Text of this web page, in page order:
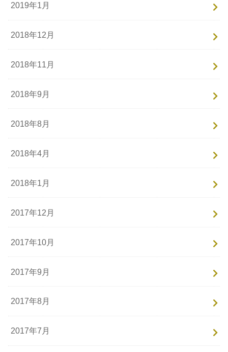
2019年1月
2018年12月
2018年11月
2018年9月
2018年8月
2018年4月
2018年1月
2017年12月
2017年10月
2017年9月
2017年8月
2017年7月